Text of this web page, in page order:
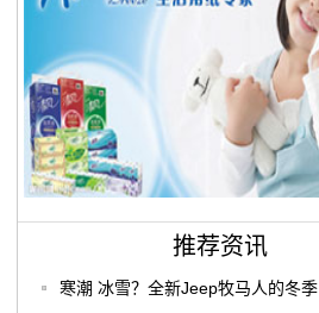
推荐资讯
寒潮 冰雪？全新Jeep牧马人的冬季